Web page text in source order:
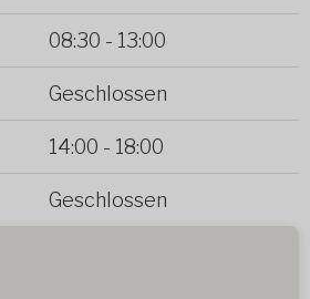
08:30 - 13:00
Geschlossen
14:00 - 18:00
Geschlossen